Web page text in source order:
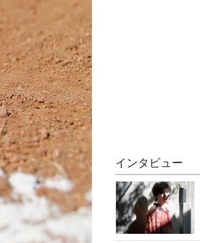
インタビュー